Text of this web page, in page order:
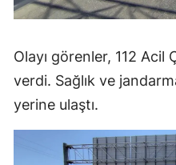
Olayı görenler, 112 Acil
verdi. Sağlık ve
yerine ulaştı.